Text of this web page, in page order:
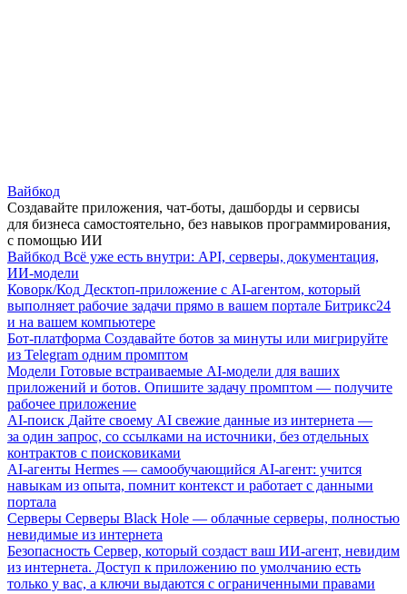
Вайбкод
Создавайте приложения, чат-боты, дашборды и сервисы
для бизнеса самостоятельно, без навыков программирования,
с помощью ИИ
Вайбкод Всё уже есть внутри: API, серверы, документация,
ИИ-модели
Коворк/Код Десктоп-приложение с AI-агентом, который
выполняет рабочие задачи прямо в вашем портале Битрикс24
и на вашем компьютере
Бот-платформа Создавайте ботов за минуты или мигрируйте
из Telegram одним промптом
Модели Готовые встраиваемые AI-модели для ваших
приложений и ботов. Опишите задачу промптом — получите
рабочее приложение
AI-поиск Дайте своему AI свежие данные из интернета —
за один запрос, со ссылками на источники, без отдельных
контрактов с поисковиками
AI-агенты Hermes — самообучающийся AI-агент: учится
навыкам из опыта, помнит контекст и работает с данными
портала
Серверы Серверы Black Hole — облачные серверы, полностью
невидимые из интернета
Безопасность Сервер, который создаст ваш ИИ-агент, невидим
из интернета. Доступ к приложению по умолчанию есть
только у вас, а ключи выдаются с ограниченными правами